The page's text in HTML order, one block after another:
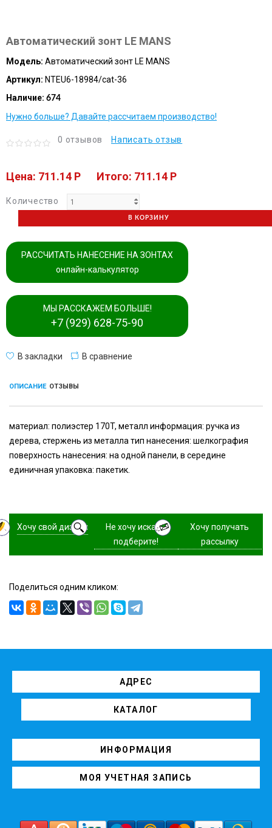
Автоматический зонт LE MANS
Модель: Автоматический зонт LE MANS
Артикул: NTEU6-18984/cat-36
Наличие: 674
Нужно больше? Давайте рассчитаем производство!
0 отзывов Написать отзыв
Цена: 711.14 P Итого: 711.14 P
Количество
В КОРЗИНУ
РАССЧИТАТЬ НАНЕСЕНИЕ НА ЗОНТАХ
онлайн-калькулятор
МЫ РАССКАЖЕМ БОЛЬШЕ!
+7 (929) 628-75-90
В закладки В сравнение
ОПИСАНИЕ ОТЗЫВЫ
материал: полиэстер 170T, металл информация: ручка из
дерева, стержень из металла тип нанесения: шелкография
поверхность нанесения: на одной панели, в середине
единичная упаковка: пакетик.
Хочу свой дизайн
Не хочу искать,
подберите!
Хочу получать
рассылку
Поделиться одним кликом:
АДРЕС
КАТАЛОГ
ИНФОРМАЦИЯ
МОЯ УЧЕТНАЯ ЗАПИСЬ